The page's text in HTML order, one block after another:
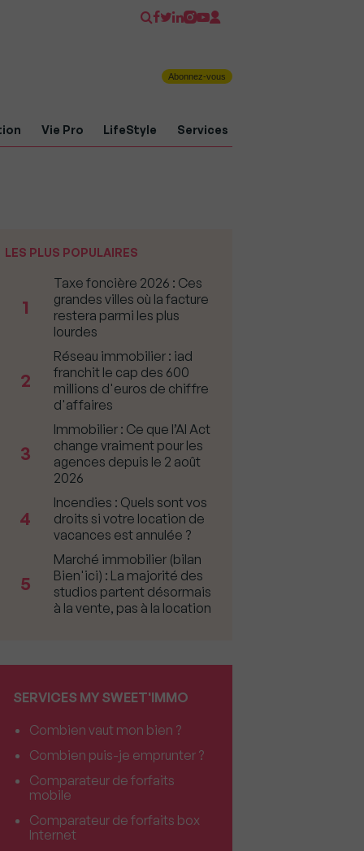
Abonnez-vous
Vie Pro LifeStyle Services
LES PLUS POPULAIRES
1
Taxe foncière 2026 : Ces
grandes villes où la facture
restera parmi les plus
lourdes
2
Réseau immobilier : iad
franchit le cap des 600
millions d'euros de chiffre
d'affaires
3
Immobilier : Ce que l’AI Act
change vraiment pour les
agences depuis le 2 août
2026
4
Incendies : Quels sont vos
droits si votre location de
vacances est annulée ?
5
Marché immobilier (bilan
Bien'ici) : La majorité des
studios partent désormais
à la vente, pas à la location
SERVICES MY SWEET'IMMO
Combien vaut mon bien ?
Combien puis-je emprunter ?
Comparateur de forfaits
mobile
Comparateur de forfaits box
Internet